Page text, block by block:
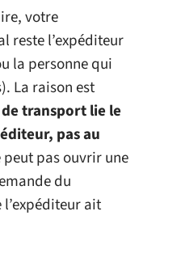
votre
reste l’expéditeur
la personne qui
La raison est
transport lie le
pas au
peut pas ouvrir une
du
ait